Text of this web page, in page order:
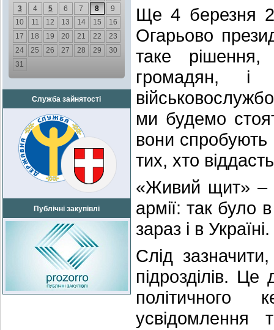
3
4 5 6 7 8
9
10
11 12 13 14 15
16
17
18 19 20 21 22
23
24
25 26 27 28 29
30
31
Служба зайнятості
Публічні закупівлі
Ще 4 березня
Огарьово
таке рішення,
громадян, і
ми будемо
вони спробують
тих, хто
«Живий щит» –
армії: так було
зараз і в
Слід
підрозділів.
усвідомлення